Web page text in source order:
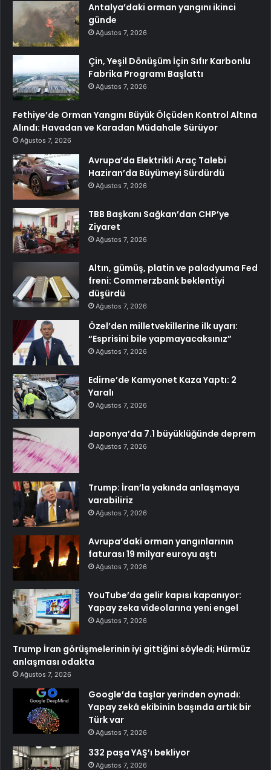
Antalya’daki orman yangını ikinci
günde
Ağustos 7, 2026
Çin, Yeşil Dönüşüm İçin Sıfır Karbonlu
Fabrika Programı Başlattı
Ağustos 7, 2026
Fethiye’de Orman Yangını Büyük Ölçüden Kontrol Altına
Alındı: Havadan ve Karadan Müdahale Sürüyor
Ağustos 7, 2026
Avrupa’da Elektrikli Araç Talebi
Haziran’da Büyümeyi Sürdürdü
Ağustos 7, 2026
TBB Başkanı Sağkan’dan CHP’ye
Ziyaret
Ağustos 7, 2026
Altın, gümüş, platin ve paladyuma Fed
freni: Commerzbank beklentiyi
düşürdü
Ağustos 7, 2026
Özel’den milletvekillerine ilk uyarı:
“Esprisini bile yapmayacaksınız”
Ağustos 7, 2026
Edirne’de Kamyonet Kaza Yaptı: 2
Yaralı
Ağustos 7, 2026
Japonya’da 7.1 büyüklüğünde deprem
Ağustos 7, 2026
Trump: İran’la yakında anlaşmaya
varabiliriz
Ağustos 7, 2026
Avrupa’daki orman yangınlarının
faturası 19 milyar euroyu aştı
Ağustos 7, 2026
YouTube’da gelir kapısı kapanıyor:
Yapay zeka videolarına yeni engel
Ağustos 7, 2026
Trump İran görüşmelerinin iyi gittiğini söyledi; Hürmüz
anlaşması odakta
Ağustos 7, 2026
Google’da taşlar yerinden oynadı:
Yapay zekâ ekibinin başında artık bir
Türk var
Ağustos 7, 2026
332 paşa YAŞ’ı bekliyor
Ağustos 7, 2026